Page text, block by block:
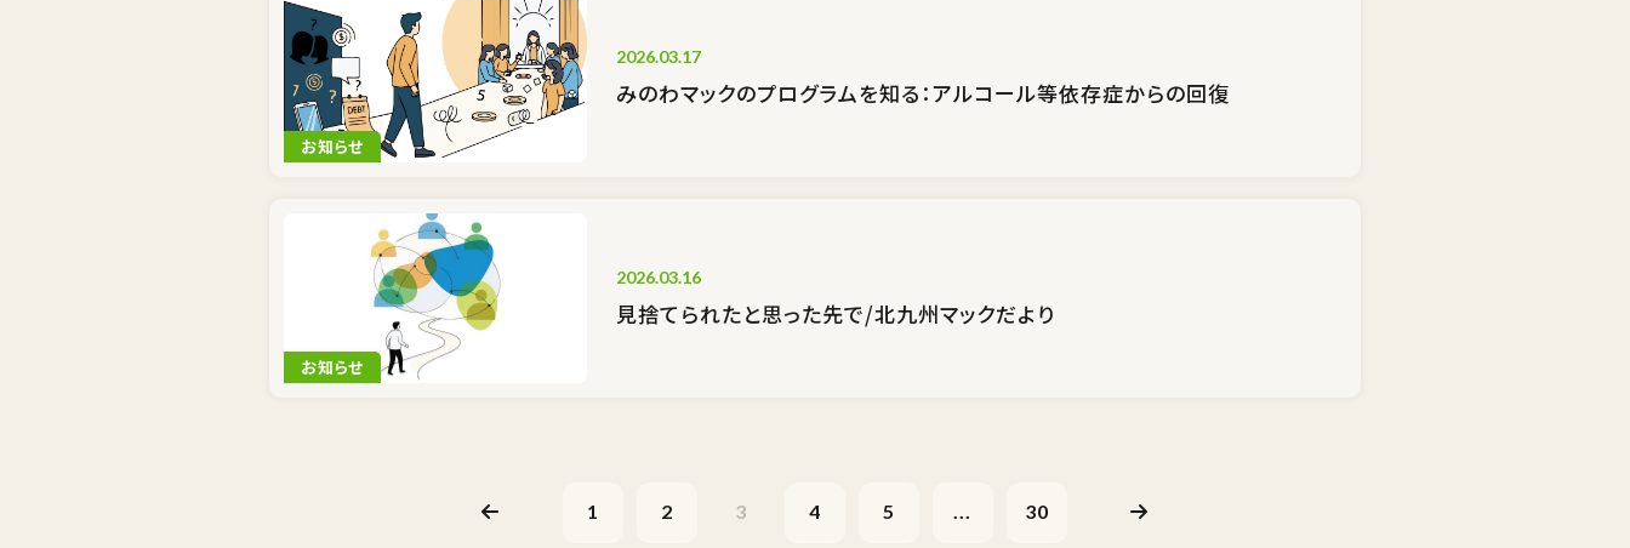
お知らせ
2026.03.17
みのわマックのプログラムを知る：アルコール等依存症からの回復
お知らせ
2026.03.16
見捨てられたと思った先で/北九州マックだより
1 2 3 4 5 ... 30